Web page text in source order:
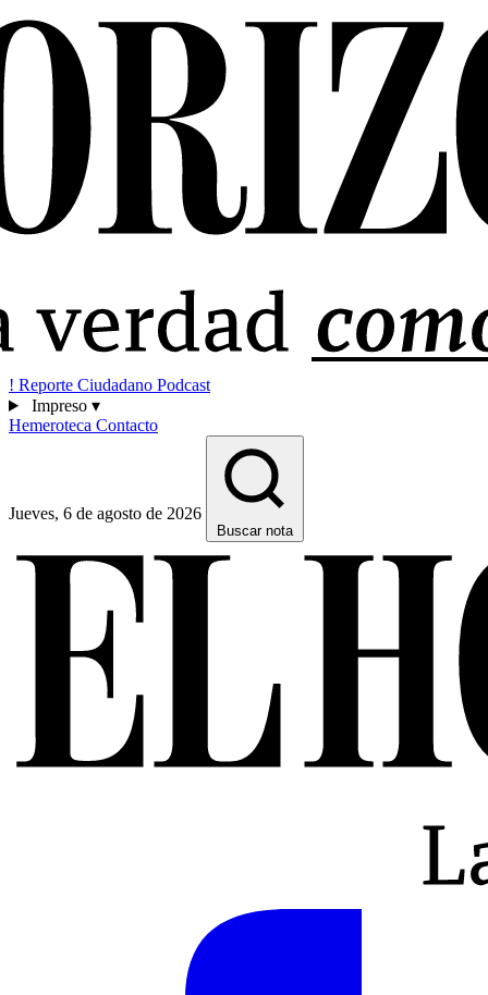
! Reporte Ciudadano Podcast
Impreso ▾
Hemeroteca Contacto
Jueves, 6 de agosto de 2026
Buscar nota